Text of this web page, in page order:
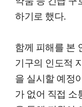
하기로 했다.
함께 피해를 본
기구의 인도적
을 실시할 예정
가 없어 직접 소